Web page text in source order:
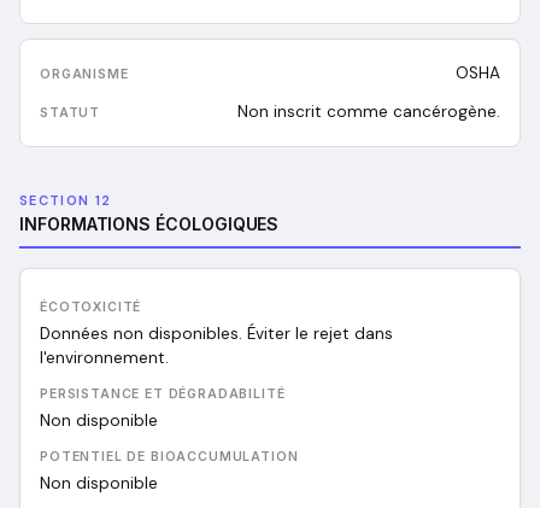
OSHA
Non inscrit comme cancérogène.
SECTION 12
INFORMATIONS ÉCOLOGIQUES
ÉCOTOXICITÉ
Données non disponibles. Éviter le rejet dans
l'environnement.
PERSISTANCE ET DÉGRADABILITÉ
Non disponible
POTENTIEL DE BIOACCUMULATION
Non disponible